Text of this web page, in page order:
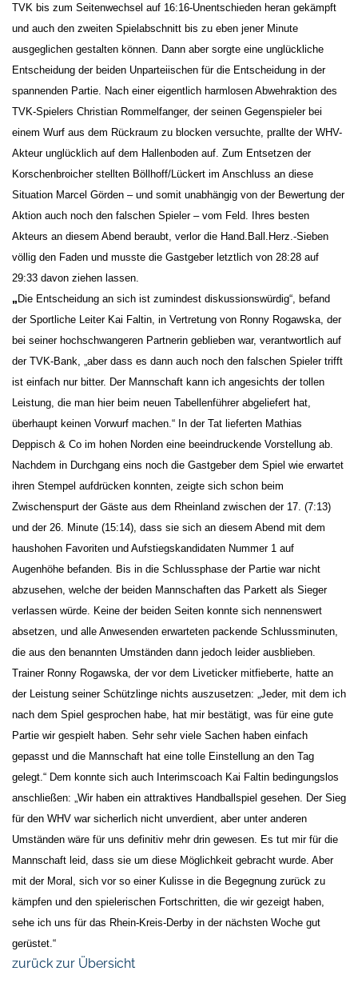
TVK bis zum Seitenwechsel auf 16:16-Unentschieden heran gekämpft
und auch den zweiten Spielabschnitt bis zu eben jener Minute
ausgeglichen gestalten können. Dann aber sorgte eine unglückliche
Entscheidung der beiden Unparteiischen für die Entscheidung in der
spannenden Partie. Nach einer eigentlich harmlosen Abwehraktion des
TVK-Spielers Christian Rommelfanger, der seinen Gegenspieler bei
einem Wurf aus dem Rückraum zu blocken versuchte, prallte der WHV-
Akteur unglücklich auf dem Hallenboden auf. Zum Entsetzen der
Korschenbroicher stellten Böllhoff/Lückert im Anschluss an diese
Situation Marcel Görden – und somit unabhängig von der Bewertung der
Aktion auch noch den falschen Spieler – vom Feld. Ihres besten
Akteurs an diesem Abend beraubt, verlor die Hand.Ball.Herz.-Sieben
völlig den Faden und musste die Gastgeber letztlich von 28:28 auf
29:33 davon ziehen lassen.
„ Die Entscheidung an sich ist zumindest diskussionswürdig“, befand
der Sportliche Leiter Kai Faltin, in Vertretung von Ronny Rogawska, der
bei seiner hochschwangeren Partnerin geblieben war, verantwortlich auf
der TVK-Bank, „aber dass es dann auch noch den falschen Spieler trifft
ist einfach nur bitter. Der Mannschaft kann ich angesichts der tollen
Leistung, die man hier beim neuen Tabellenführer abgeliefert hat,
überhaupt keinen Vorwurf machen.“ In der Tat lieferten Mathias
Deppisch & Co im hohen Norden eine beeindruckende Vorstellung ab.
Nachdem in Durchgang eins noch die Gastgeber dem Spiel wie erwartet
ihren Stempel aufdrücken konnten, zeigte sich schon beim
Zwischenspurt der Gäste aus dem Rheinland zwischen der 17. (7:13)
und der 26. Minute (15:14), dass sie sich an diesem Abend mit dem
haushohen Favoriten und Aufstiegskandidaten Nummer 1 auf
Augenhöhe befanden. Bis in die Schlussphase der Partie war nicht
abzusehen, welche der beiden Mannschaften das Parkett als Sieger
verlassen würde. Keine der beiden Seiten konnte sich nennenswert
absetzen, und alle Anwesenden erwarteten packende Schlussminuten,
die aus den benannten Umständen dann jedoch leider ausblieben.
Trainer Ronny Rogawska, der vor dem Liveticker mitfieberte, hatte an
der Leistung seiner Schützlinge nichts auszusetzen: „Jeder, mit dem ich
nach dem Spiel gesprochen habe, hat mir bestätigt, was für eine gute
Partie wir gespielt haben. Sehr sehr viele Sachen haben einfach
gepasst und die Mannschaft hat eine tolle Einstellung an den Tag
gelegt.“ Dem konnte sich auch Interimscoach Kai Faltin bedingungslos
anschließen: „Wir haben ein attraktives Handballspiel gesehen. Der Sieg
für den WHV war sicherlich nicht unverdient, aber unter anderen
Umständen wäre für uns definitiv mehr drin gewesen. Es tut mir für die
Mannschaft leid, dass sie um diese Möglichkeit gebracht wurde. Aber
mit der Moral, sich vor so einer Kulisse in die Begegnung zurück zu
kämpfen und den spielerischen Fortschritten, die wir gezeigt haben,
sehe ich uns für das Rhein-Kreis-Derby in der nächsten Woche gut
gerüstet.“
zurück zur Übersicht